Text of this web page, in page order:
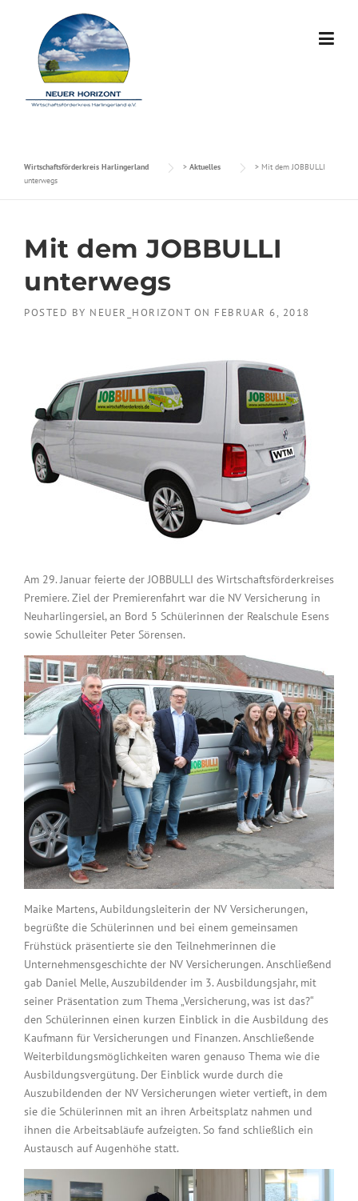
Wirtschaftsförderkreis Harlingerland > Aktuelles > Mit dem JOBBULLI
unterwegs
Mit dem JOBBULLI
unterwegs
POSTED BY NEUER_HORIZONT ON FEBRUAR 6, 2018
Am 29. Januar feierte der JOBBULLI des Wirtschaftsförderkreises
Premiere. Ziel der Premierenfahrt war die NV Versicherung in
Neuharlingersiel, an Bord 5 Schülerinnen der Realschule Esens
sowie Schulleiter Peter Sörensen.
Maike Martens, Aubildungsleiterin der NV Versicherungen,
begrüßte die Schülerinnen und bei einem gemeinsamen
Frühstück präsentierte sie den Teilnehmerinnen die
Unternehmensgeschichte der NV Versicherungen. Anschließend
gab Daniel Melle, Auszubildender im 3. Ausbildungsjahr, mit
seiner Präsentation zum Thema „Versicherung, was ist das?“
den Schülerinnen einen kurzen Einblick in die Ausbildung des
Kaufmann für Versicherungen und Finanzen. Anschließende
Weiterbildungsmöglichkeiten waren genauso Thema wie die
Ausbildungsvergütung. Der Einblick wurde durch die
Auszubildenden der NV Versicherungen wieter vertieft, in dem
sie die Schülerinnen mit an ihren Arbeitsplatz nahmen und
ihnen die Arbeitsabläufe aufzeigten. So fand schließlich ein
Austausch auf Augenhöhe statt.